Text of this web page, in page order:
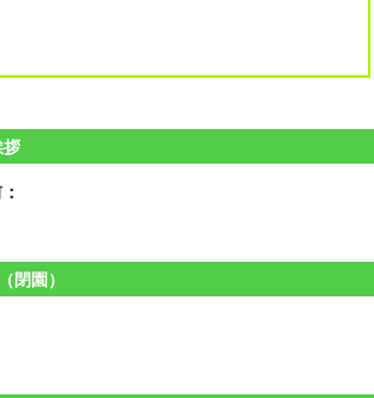
閉園）